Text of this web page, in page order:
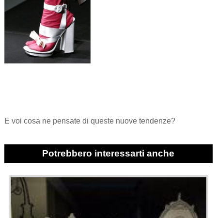
E voi cosa ne pensate di queste nuove tendenze?
Potrebbero interessarti anche